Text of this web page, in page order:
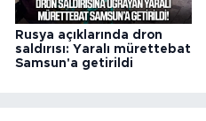
Rusya açıklarında dron
saldırısı: Yaralı mürettebat
Samsun'a getirildi